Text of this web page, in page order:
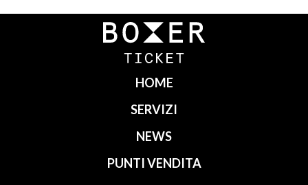
Navigazione
HOME
SERVIZI
NEWS
PUNTI VENDITA